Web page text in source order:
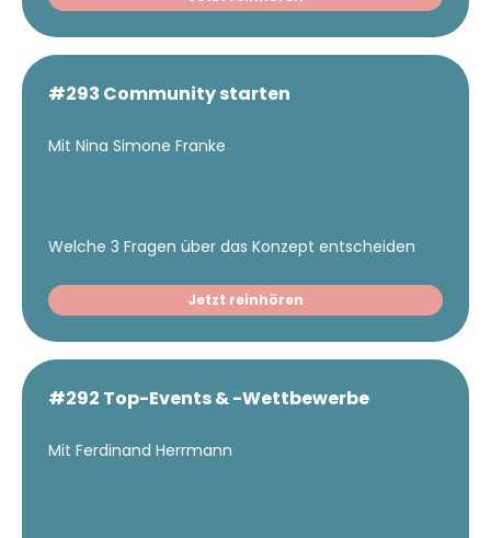
#293 Community starten
Mit Nina Simone Franke
Welche 3 Fragen über das Konzept entscheiden
Jetzt reinhören
#292 Top-Events & -Wettbewerbe
Mit Ferdinand Herrmann